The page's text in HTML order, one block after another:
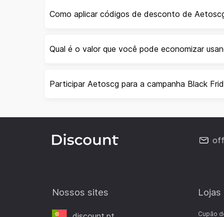
Como aplicar códigos de desconto de
Qual é o valor que você pode economizar
Participar Aetoscg para a campanha Black
Nossos sites
Cupão